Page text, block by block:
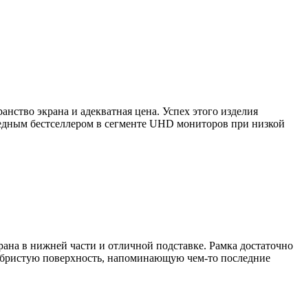
экрана и адекватная цена. Успех этого изделия
бестселлером в сегменте UHD мониторов при низкой
в нижней части и отличной подставке. Рамка достаточно
поверхность, напоминающую чем-то последние